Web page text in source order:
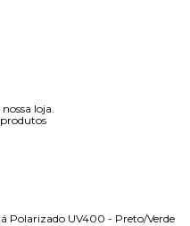
loja.
Polarizado UV400 - Preto/Verde